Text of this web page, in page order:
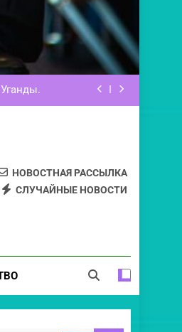
НОВОСТНАЯ РАССЫЛКА
СЛУЧАЙНЫЕ НОВОСТИ